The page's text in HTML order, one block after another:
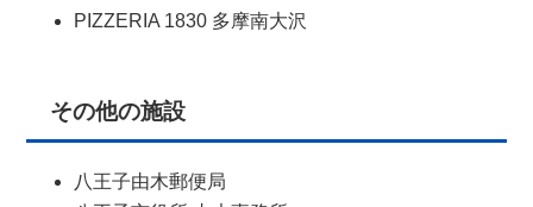
PIZZERIA 1830 多摩南大沢
その他の施設
八王子由木郵便局